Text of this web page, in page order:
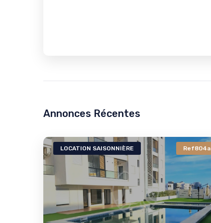
Annonces Récentes
LOCATION SAISONNIÈRE Ref804a